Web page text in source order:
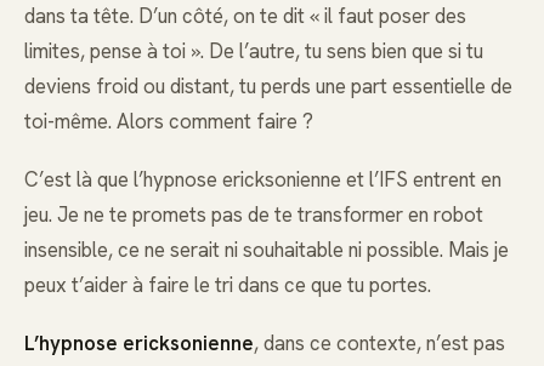
dans ta tête. D’un côté, on te dit « il faut poser des
limites, pense à toi ». De l’autre, tu sens bien que si tu
deviens froid ou distant, tu perds une part essentielle de
toi-même. Alors comment faire ?
C’est là que l’hypnose ericksonienne et l’IFS entrent en
jeu. Je ne te promets pas de te transformer en robot
insensible, ce ne serait ni souhaitable ni possible. Mais je
peux t’aider à faire le tri dans ce que tu portes.
L’hypnose ericksonienne, dans ce contexte, n’est pas